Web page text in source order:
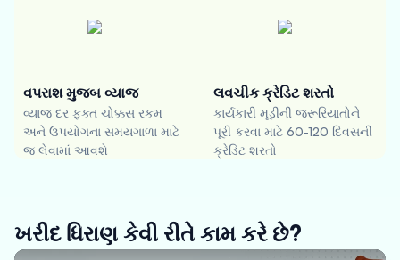
વપરાશ મુજબ વ્યાજ
વ્યાજ દર ફક્ત ચોક્કસ રકમ
અને ઉપયોગના સમયગાળા માટે
જ લેવામાં આવશે
લવચીક ક્રેડિટ શરતો
કાર્યકારી મૂડીની જરૂરિયાતોને
પૂરી કરવા માટે 60-120 દિવસની
ક્રેડિટ શરતો
ખરીદ ધિરાણ કેવી રીતે કામ કરે છે?